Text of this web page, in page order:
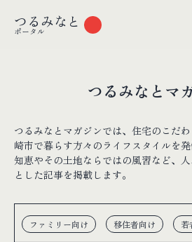
つるみなと
ポータル
つるみなとマ
つるみなとマガジンでは、住宅のこだ
崎市で暮らす方々のライフスタイルを
知恵やその土地ならではの風習など、
とした記事を掲載します。
ファミリー向け 移住者向け 若